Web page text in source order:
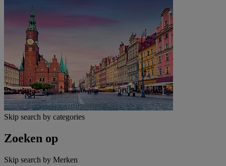
Skip search by categories
Zoeken op
Skip search by Merken